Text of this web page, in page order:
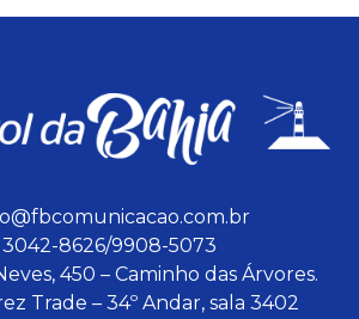
3042-8626/9908-5073
450 – Caminho das Árvores.
Trade – 34º Andar, sala 3402